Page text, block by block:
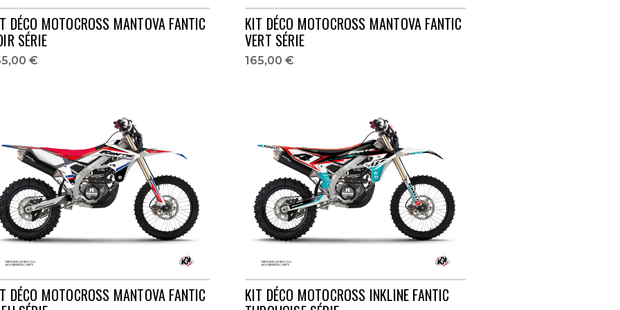
DÉCO MOTOCROSS MANTOVA FANTIC
SÉRIE
€
KIT DÉCO MOTOCROSS MANTOVA FANTIC
VERT SÉRIE
165,00 €
DÉCO MOTOCROSS MANTOVA FANTIC
KIT DÉCO MOTOCROSS INKLINE FANTIC